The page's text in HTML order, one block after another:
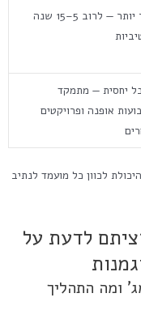
קצר יותר — לרוב 5–15 שנה
יחסית — מתמקד
אופנה ופרויקטים
לכוון כל מועמד לנתיב
לדעת על
ומה התהליך